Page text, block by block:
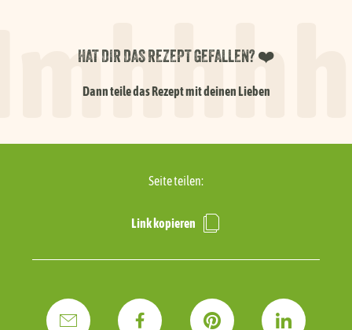
HAT DIR DAS REZEPT GEFALLEN? ❤️
Dann teile das Rezept mit deinen Lieben
Seite teilen:
Link kopieren